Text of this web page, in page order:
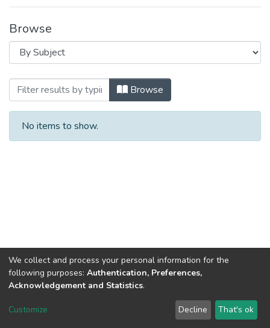
Browse
Browsing Магістерські
Browse
No items to show.
Dspace & Volodymyr Dahl East Ukrainian National University
LYRASIS
Send Feedback
We collect and process your personal information for the
following purposes: Authentication, Preferences,
Acknowledgement and Statistics.
Customize Decline That's ok